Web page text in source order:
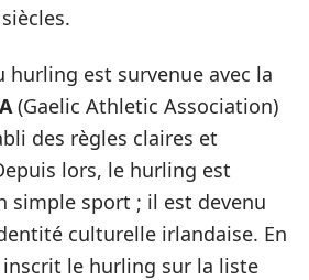
hurling est survenue avec la
(Gaelic Athletic Association)
des règles claires et
lors, le hurling est
simple sport ; il est devenu
culturelle irlandaise. En
inscrit le hurling sur la liste